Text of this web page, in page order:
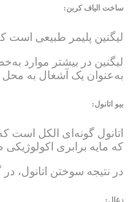
ساخت الیاف کربن:
لیگنین پلیمر طبیعی است
لیگنین در بیشتر موارد
به‌عنوان یک آشغال به محل
بیو اتانول:
اتانول گونه‌ای الکل است
که مایه برابری
در نتیجه سوختن اتانول،
زغال: